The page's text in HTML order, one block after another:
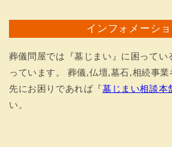
インフォメーシ
葬儀問屋では『墓じまい』に困ってい
っています。 葬儀,仏壇,墓石,相続事
先にお困りであれば『墓じまい相談本
い。